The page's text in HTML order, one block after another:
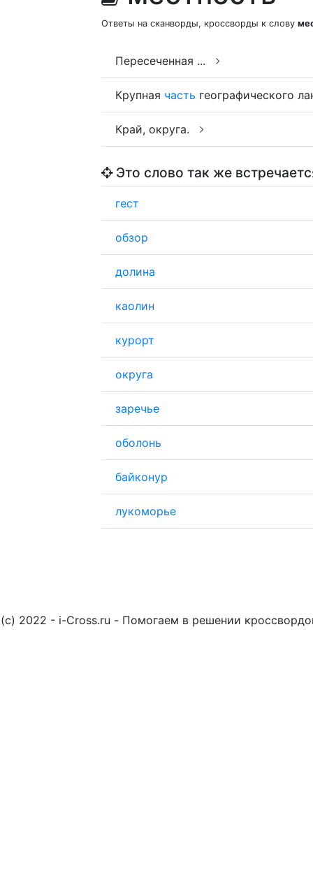
Ответы на сканворды, кроссворды к слову
Пересеченная ...
Крупная часть географического
Край, округа.
Это слово так же
гест
обзор
долина
каолин
курорт
округа
заречье
оболонь
байконур
лукоморье
(c) 2022 - i-Cross.ru - Помогаем в решении